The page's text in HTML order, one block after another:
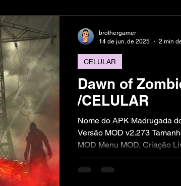
Dawn of
/CELULAR
Nome do APK Madrugada
Versão MOD v2.273
MOD Menu MOD, Criação
CELULAR
brothergamer
14 de jun. de 2025
2 min